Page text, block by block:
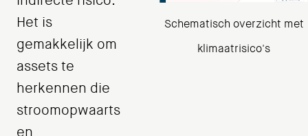
Het is
gemakkelijk om
assets te
herkennen die
stroomopwaarts
en
Schematisch overzicht met
klimaatrisico's